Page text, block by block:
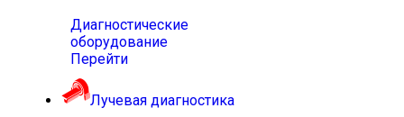
Диагностические
оборудование
Перейти
Лучевая диагностика